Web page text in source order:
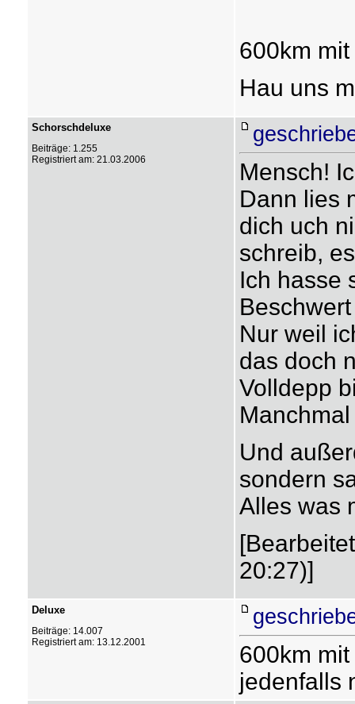
600km
Hau uns
Schorschdeluxe
Beiträge: 1.255
Registriert am: 21.03.2006
Mensch!
Dann lies
dich uch
schreib,
Ich hasse
Nur weil
das doch
Volldepp
Und
sondern
Alles was
20:27)]
Deluxe
Beiträge: 14.007
Registriert am: 13.12.2001
600km
jedenfalls